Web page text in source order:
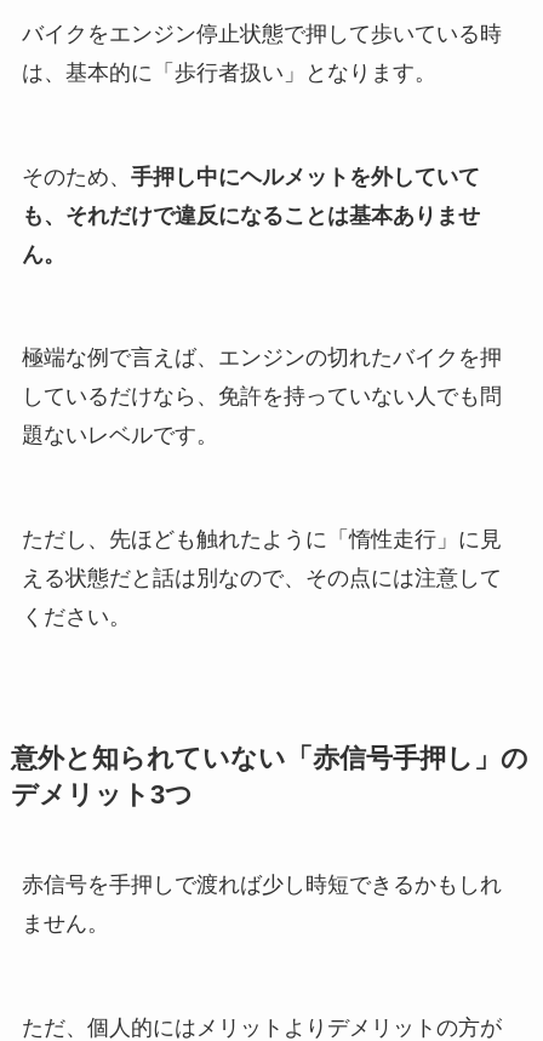
バイクをエンジン停止状態で押して歩いている時
は、基本的に「歩行者扱い」となります。
そのため、 手押し中にヘルメットを外していて
も、それだけで違反になることは基本ありませ
ん。
極端な例で言えば、エンジンの切れたバイクを押
しているだけなら、免許を持っていない人でも問
題ないレベルです。
ただし、先ほども触れたように「惰性走行」に見
える状態だと話は別なので、その点には注意して
ください。
意外と知られていない「赤信号手押し」の
デメリット3つ
赤信号を手押しで渡れば少し時短できるかもしれ
ません。
ただ、個人的にはメリットよりデメリットの方が